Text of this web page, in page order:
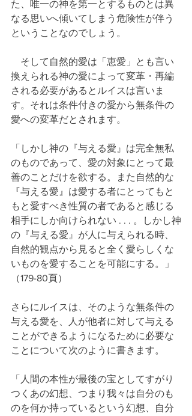
た、唯一の神を第一とするものとは異
なる思いへ傾いてしまう危険性が伴う
ということなのでしょう。
そして自然的愛は「恵愛」とも言い
換えられる神の愛によって変革・再編
される必要があるとルイスは言いま
す。それは条件付きの愛から無条件の
愛への変革だとされます。
「しかし神の『与える愛』は完全無私
のものであって、愛の対象にとって最
善のことだけを欲する。また自然的な
『与える愛』は愛する者にとってもと
もと愛すべき性質の者であると感じる
相手にしか向けられない . . . 。しかし神
の『与える愛』が人に与えられる時、
自然的観点から見ると全く愛らしくな
いものを愛することを可能にする。」
（179-80頁）
さらにルイスは、そのような無条件の
与える愛を、人が他者に対して与える
ことができるようになるために必要な
ことについて次のように書きます。
「人間の本性が最後の宝としてすがり
つくあの幻想、つまり我々は自分のも
のを何か持っているという幻想、自分